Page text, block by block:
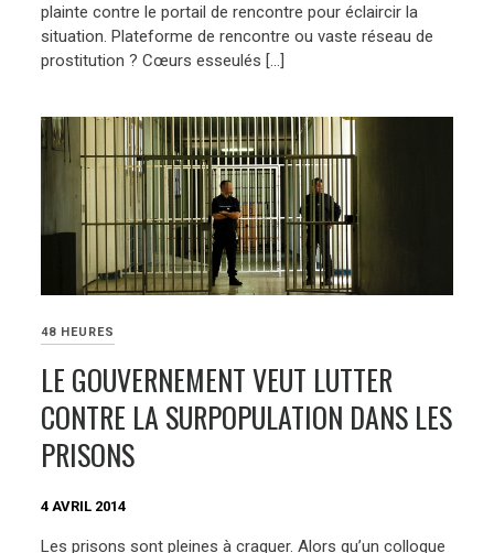
plainte contre le portail de rencontre pour éclaircir la
situation. Plateforme de rencontre ou vaste réseau de
prostitution ? Cœurs esseulés […]
48 HEURES
LE GOUVERNEMENT VEUT LUTTER
CONTRE LA SURPOPULATION DANS LES
PRISONS
4 AVRIL 2014
Les prisons sont pleines à craquer. Alors qu’un colloque